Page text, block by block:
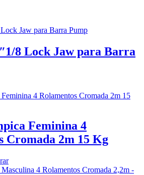
8 Lock Jaw para Barra
Feminina 4
Cromada 2m 15 Kg